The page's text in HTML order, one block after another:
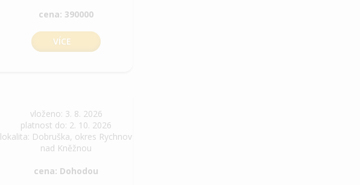
cena: 390000
VÍCE
vloženo: 3. 8. 2026
platnost do: 2. 10. 2026
lokalita: Dobruška, okres Rychnov
nad Kněžnou
cena: Dohodou